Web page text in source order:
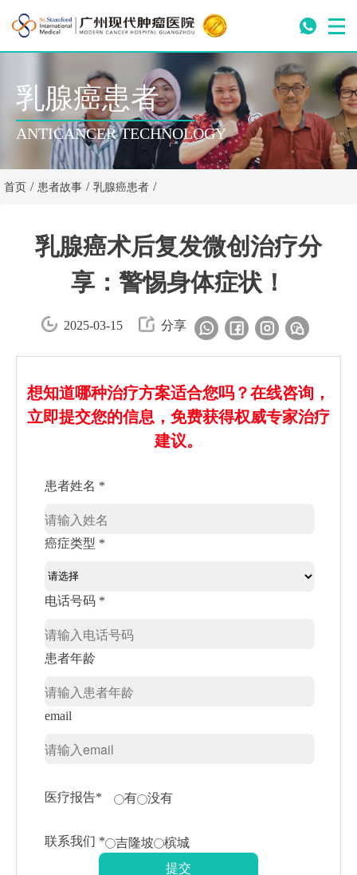
乳腺癌患者
ANTICANCER TECHNOLOGY
首页 / 患者故事 / 乳腺癌患者 /
乳腺癌术后复发微创治疗分
享：警惕身体症状！
2025-03-15 分享
想知道哪种治疗方案适合您吗？在线咨询，
立即提交您的信息，免费获得权威专家治疗
建议。
患者姓名 *
癌症类型 *
电话号码 *
患者年龄
email
医疗报告* 有 没有
联系我们 * 吉隆坡 槟城